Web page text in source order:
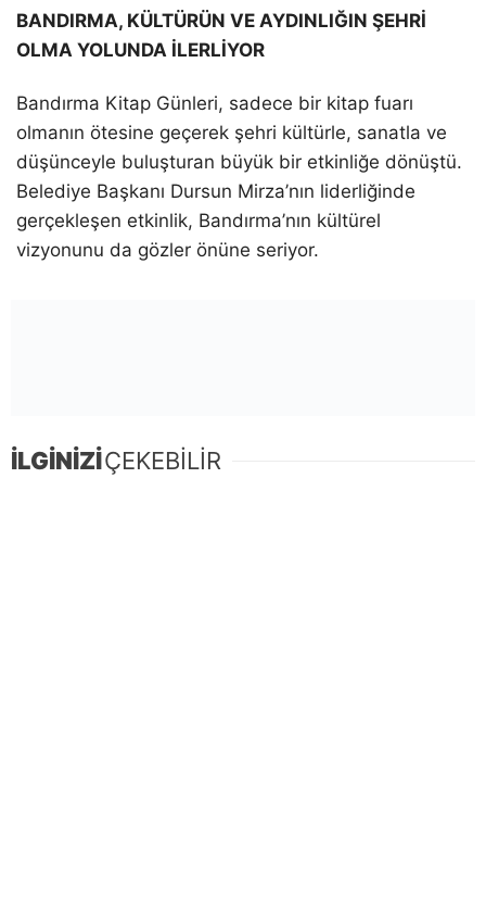
BANDIRMA, KÜLTÜRÜN VE AYDINLIĞIN ŞEHRİ
OLMA YOLUNDA İLERLİYOR
Bandırma Kitap Günleri, sadece bir kitap fuarı
olmanın ötesine geçerek şehri kültürle, sanatla ve
düşünceyle buluşturan büyük bir etkinliğe dönüştü.
Belediye Başkanı Dursun Mirza’nın liderliğinde
gerçekleşen etkinlik, Bandırma’nın kültürel
vizyonunu da gözler önüne seriyor.
İLGİNİZİÇEKEBİLİR